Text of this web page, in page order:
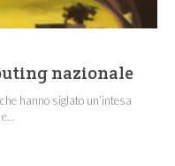
nazionale
hanno siglato un’intesa